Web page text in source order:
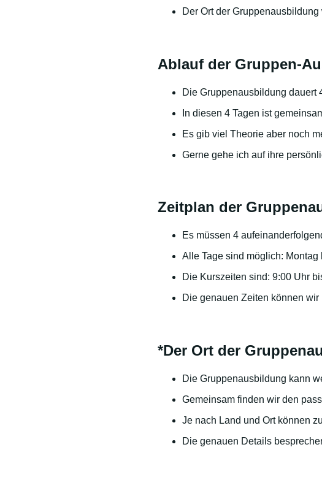
Der Ort der
Ablauf der Gruppen-
Die Gruppenausbildung dauert
In diesen 4 Tagen ist
Es gib viel Theorie aber noch
Gerne gehe ich auf ihre
Zeitplan der
Es müssen 4
Alle Tage sind möglich: Montag
Die Kurszeiten sind: 9:00 Uhr
Die genauen Zeiten können
*Der Ort der
Die Gruppenausbildung kann
Gemeinsam finden wir den
Je nach Land und Ort können
Die genauen Details